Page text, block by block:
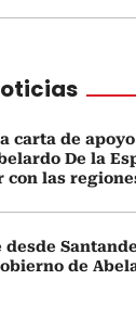
carta de
De la
con las
desde
de